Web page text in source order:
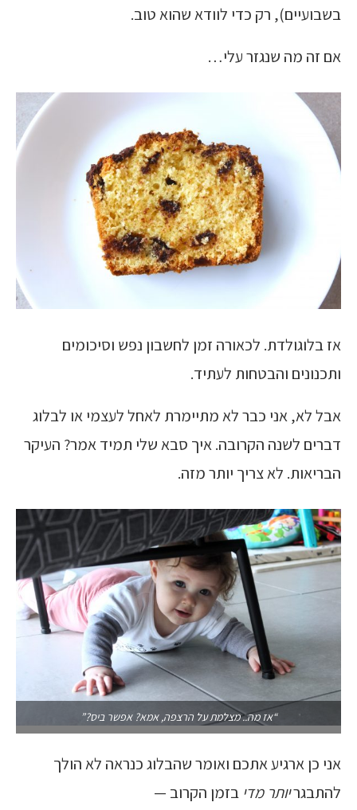
בשבועיים), רק כדי לוודא שהוא טוב.
אם זה מה שנגזר עלי…
אז בלוגולדת. לכאורה זמן לחשבון נפש וסיכומים
ותכנונים והבטחות לעתיד.
אבל לא, אני כבר לא מתיימרת לאחל לעצמי או לבלוג
דברים לשנה הקרובה. איך סבא שלי תמיד אמר? העיקר
הבריאות. לא צריך יותר מזה.
“אז מה.. מצלמת על הרצפה, אמא? אפשר ביס?”
אני כן ארגיע אתכם ואומר שהבלוג כנראה לא הולך
להתבגריותר מדי בזמן הקרוב —